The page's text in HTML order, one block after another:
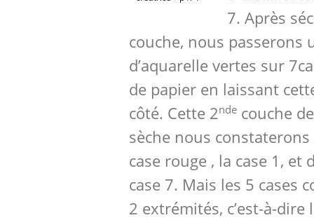
7. Après
couche, nous passerons
d’aquarelle vertes sur
de papier en laissant
côté. Cette 2nde couche
sèche nous constaterons
case rouge , la case 1, et
case 7. Mais les 5 cases
2 extrémités, c’est-à-dire